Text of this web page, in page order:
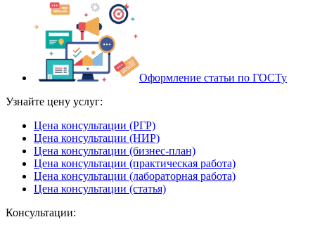
Оформление статьи по ГОСТу
Узнайте цену услуг:
Цена консультации (РГР)
Цена консультации (НИР)
Цена консультации (бизнес-план)
Цена консультации (практическая работа)
Цена консультации (лабораторная работа)
Цена консультации (статья)
Консультации: